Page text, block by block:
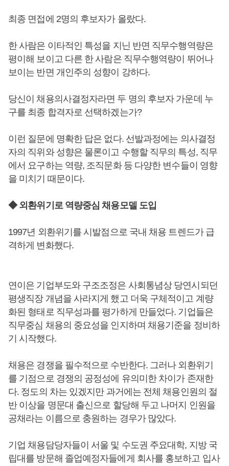
최종 면접에 2명의 후보자가 올랐다.
한 사람은 이타적인 특성을 지닌 반면 직무수행역량은
평이해 보이고 다른 한 사람은 직무수행역량이 뛰어나
보이는 반면 개인주의 성향이 강하다.
당신이 채용의사결정자라면 두 명의 후보자 가운데 누
구를 최종 합격자로 선택하겠는가?
이런 질문에 명확한 답은 없다. 선발과정에는 의사결정
자의 직위와 성향은 물론이고 수행할 직무의 특성, 직무
에서 요구하는 역량, 조직문화 등 다양한 변수들이 영향
을 미치기 때문이다.
◆ 외환위기로 역량중심 채용모델 도입
1997년 외환위기를 시발점으로 국내 채용 트렌드가 급
격하게 변화했다.
연이은 기업부도와 구조조정은 사회통념상 당연시되던
평생직장 개념을 사라지게 했고 더욱 구체적이고 계량
화된 형태로 직무성과를 평가하게 만들었다. 기업들은
직무중심 채용의 중요성을 인지하며 채용기준을 정비하
기 시작했다.
채용은 경쟁을 필수적으로 수반한다. 그러나 외환위기
를 기점으로 경쟁의 공정성에 유의미한 차이가 존재한
다. 정도의 차는 있겠지만 과거에는 전체 채용인원의 절
반 이상을 명문대 출신으로 할당해 두고 나머지 인원을
공채라는 이름으로 충원하는 경우가 많았다.
기업 채용담당자들이 서울 및 수도권 주요대학, 지방 국
립대를 방문해 졸업예정자들에게 회사를 홍보하고 입사